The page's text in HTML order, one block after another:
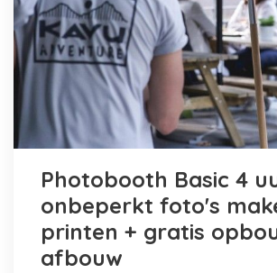
Photobooth Basic 4
onbeperkt foto's
printen + gratis
afbouw